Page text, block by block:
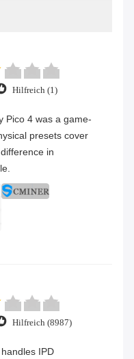
Hilfreich (1)
Pico 4 was a game-
presets cover
in
Hilfreich (8987)
IPD